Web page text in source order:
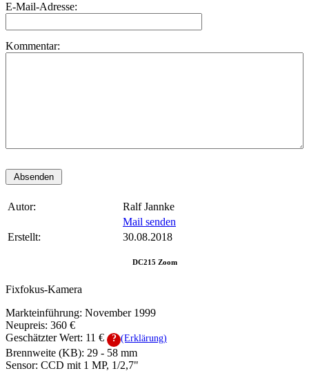
E-Mail-Adresse:
Kommentar:
Autor:
Ralf Jannke
Mail senden
Erstellt:
30.08.2018
DC215 Zoom
Fixfokus-Kamera
Markteinführung: November 1999
Neupreis: 360 €
Geschätzter Wert: 11 € ? (Erklärung)
Brennweite (KB): 29 - 58 mm
Sensor: CCD mit 1 MP, 1/2,7"